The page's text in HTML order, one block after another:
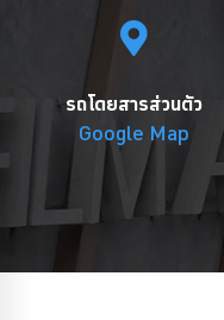
รถโดยสารส่วนตัว
Google Map